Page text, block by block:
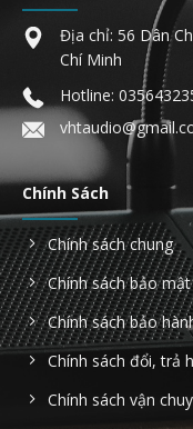
Địa chỉ: 56 Dân
Chí Minh
Hotline:
Chính Sách
Chính sách chung
Chính sách bảo mật
Chính sách bảo
Chính sách đổi, trả
Chính sách vận